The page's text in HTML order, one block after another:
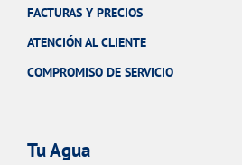
FACTURAS Y PRECIOS
ATENCIÓN AL CLIENTE
COMPROMISO DE SERVICIO
Tu Agua